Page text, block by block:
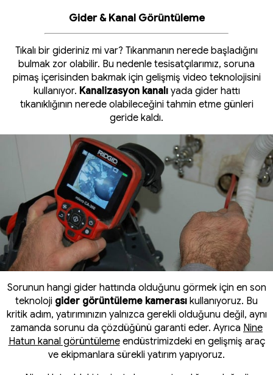
Gider & Kanal Görüntüleme
Tıkalı bir gideriniz mi var? Tıkanmanın nerede başladığını
bulmak zor olabilir. Bu nedenle tesisatçılarımız, soruna
pimaş içerisinden bakmak için gelişmiş video teknolojisini
kullanıyor. Kanalizasyon kanalıyada gider hattı
tıkanıklığının nerede olabileceğini tahmin etme günleri
geride kaldı.
Sorunun hangi gider hattında olduğunu görmek için en son
teknoloji gider görüntüleme kamerası kullanıyoruz. Bu
kritik adım, yatırımınızın yalnızca gerekli olduğunu değil, aynı
zamanda sorunu da çözdüğünü garanti eder. Ayrıca Nine
Hatun kanal görüntülemeendüstrimizdeki en gelişmiş araç
ve ekipmanlara sürekli yatırım yapıyoruz.